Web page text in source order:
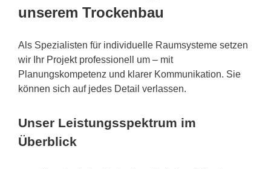
unserem Trockenbau
Als Spezialisten für individuelle Raumsysteme setzen
wir Ihr Projekt professionell um – mit
Planungskompetenz und klarer Kommunikation. Sie
können sich auf jedes Detail verlassen.
Unser Leistungsspektrum im
Überblick